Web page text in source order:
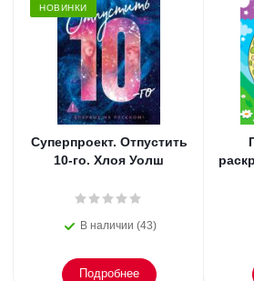
НОВИНКИ
Суперпроект. Отпустить
10-го. Хлоя Уолш
В наличии (43)
Подробнее